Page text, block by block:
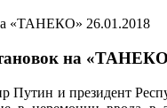
26.01.2018
на
Путин и президент